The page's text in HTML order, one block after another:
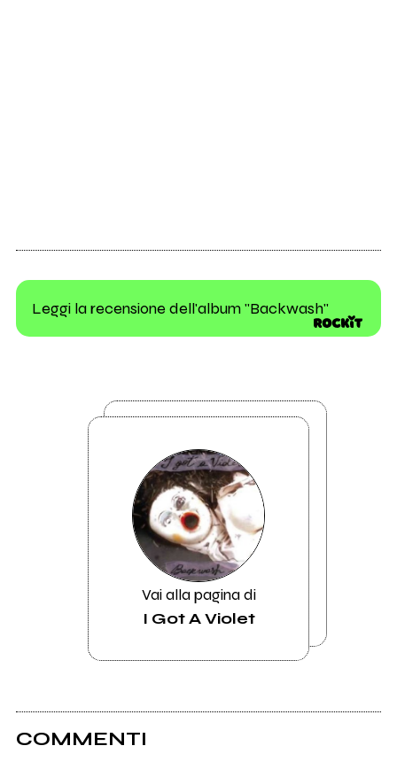
Leggi la recensione dell'album "Backwash"
Vai alla pagina di
I Got A Violet
COMMENTI